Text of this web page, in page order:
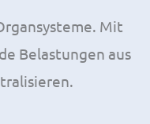
Mit
Belastungen aus